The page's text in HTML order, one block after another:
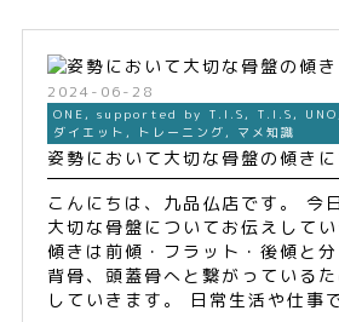
2024-06-28
ONE , supported by T.I.S , T.I.S , UNO
ダイエット , トレーニング , マメ知識
姿勢において大切な骨盤の傾き
こんにちは、九品仏店です。 今
大切な骨盤についてお伝えして
傾きは前傾・フラット・後傾と
背骨、頭蓋骨へと繋がっている
していきます。 日常生活や仕事